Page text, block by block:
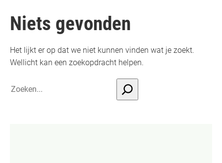
Niets gevonden
Het lijkt er op dat we niet kunnen vinden wat je zoekt.
Wellicht kan een zoekopdracht helpen.
Search